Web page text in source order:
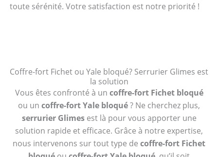
toute sérénité. Votre satisfaction est notre priorité !
Coffre-fort Fichet ou Yale bloqué? Serrurier Glimes est
la solution
Vous êtes confronté à un coffre-fort Fichet bloqué
ou un coffre-fort Yale bloqué? Ne cherchez plus,
serrurier Glimesest là pour vous apporter une
solution rapide et efficace. Grâce à notre expertise,
nous intervenons sur tout type de coffre-fort Fichet